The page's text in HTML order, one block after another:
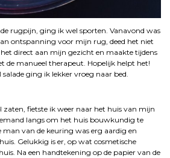
rugpijn, ging ik wel sporten. Vanavond was
ontspanning voor mijn rug, deed het niet
het direct aan mijn gezicht en maakte tijdens
de manueel therapeut. Hopelijk helpt het!
ging ik lekker vroeg naar bed.
zaten, fietste ik weer naar het huis van mijn
langs om het huis bouwkundig te
man van de keuring was erg aardig en
Gelukkig is er, op wat cosmetische
Na een handtekening op de papier van de